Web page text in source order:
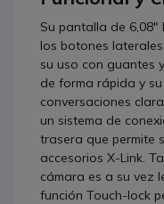
Su pantalla de 6,08"
los botones
su uso con guantes
de forma rápida y
conversaciones
un sistema de
trasera que permite
accesorios X-Link.
cámara es a su vez
función Touch-lock